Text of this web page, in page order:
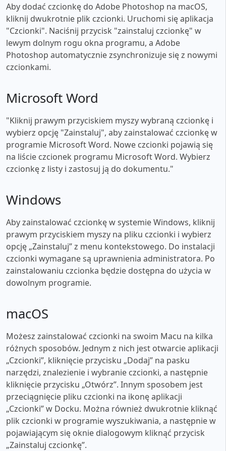
Aby dodać czcionkę do Adobe Photoshop na macOS,
kliknij dwukrotnie plik czcionki. Uruchomi się aplikacja
"Czcionki". Naciśnij przycisk "zainstaluj czcionkę" w
lewym dolnym rogu okna programu, a Adobe
Photoshop automatycznie zsynchronizuje się z nowymi
czcionkami.
Microsoft Word
"Kliknij prawym przyciskiem myszy wybraną czcionkę i
wybierz opcję "Zainstaluj", aby zainstalować czcionkę w
programie Microsoft Word. Nowe czcionki pojawią się
na liście czcionek programu Microsoft Word. Wybierz
czcionkę z listy i zastosuj ją do dokumentu."
Windows
Aby zainstalować czcionkę w systemie Windows, kliknij
prawym przyciskiem myszy na pliku czcionki i wybierz
opcję „Zainstaluj” z menu kontekstowego. Do instalacji
czcionki wymagane są uprawnienia administratora. Po
zainstalowaniu czcionka będzie dostępna do użycia w
dowolnym programie.
macOS
Możesz zainstalować czcionki na swoim Macu na kilka
różnych sposobów. Jednym z nich jest otwarcie aplikacji
„Czcionki”, kliknięcie przycisku „Dodaj” na pasku
narzędzi, znalezienie i wybranie czcionki, a następnie
kliknięcie przycisku „Otwórz”. Innym sposobem jest
przeciągnięcie pliku czcionki na ikonę aplikacji
„Czcionki” w Docku. Można również dwukrotnie kliknąć
plik czcionki w programie wyszukiwania, a następnie w
pojawiającym się oknie dialogowym kliknąć przycisk
„Zainstaluj czcionkę”.